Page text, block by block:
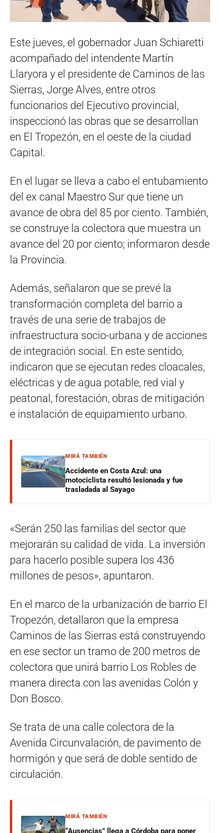
Este jueves, el gobernador Juan Schiaretti
acompañado del intendente Martín
Llaryora y el presidente de Caminos de las
Sierras, Jorge Alves, entre otros
funcionarios del Ejecutivo provincial,
inspeccionó las obras que se desarrollan
en El Tropezón, en el oeste de la ciudad
Capital.
En el lugar se lleva a cabo el entubamiento
del ex canal Maestro Sur que tiene un
avance de obra del 85 por ciento. También,
se construye la colectora que muestra un
avance del 20 por ciento; informaron desde
la Provincia.
Además, señalaron que se prevé la
transformación completa del barrio a
través de una serie de trabajos de
infraestructura socio-urbana y de acciones
de integración social. En este sentido,
indicaron que se ejecutan redes cloacales,
eléctricas y de agua potable, red vial y
peatonal, forestación, obras de mitigación
e instalación de equipamiento urbano.
MIRÁ TAMBIÉN
Accidente en Costa Azul: una
motociclista resultó lesionada y fue
trasladada al Sayago
«Serán 250 las familias del sector que
mejorarán su calidad de vida. La inversión
para hacerlo posible supera los 436
millones de pesos», apuntaron.
En el marco de la urbanización de barrio El
Tropezón, detallaron que la empresa
Caminos de las Sierras está construyendo
en ese sector un tramo de 200 metros de
colectora que unirá barrio Los Robles de
manera directa con las avenidas Colón y
Don Bosco.
Se trata de una calle colectora de la
Avenida Circunvalación, de pavimento de
hormigón y que será de doble sentido de
circulación.
MIRÁ TAMBIÉN
“Ausencias” llega a Córdoba para poner